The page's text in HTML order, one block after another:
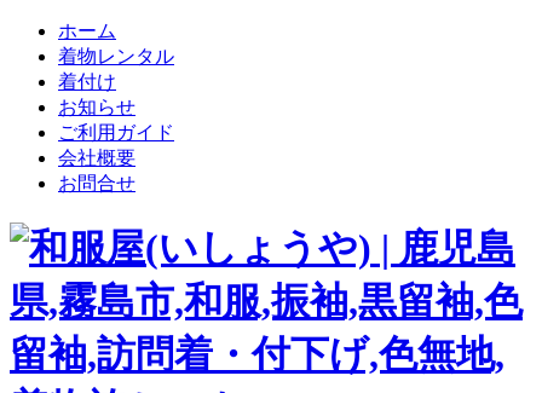
ホーム
着物レンタル
着付け
お知らせ
ご利用ガイド
会社概要
お問合せ